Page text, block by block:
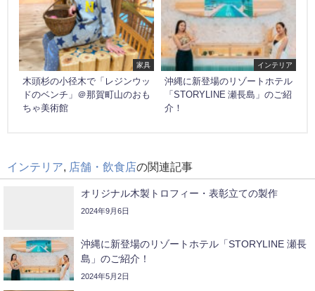
家具
木頭杉の小径木で「レジンウッ
ドのベンチ」＠那賀町山のおも
ちゃ美術館
インテリア
沖縄に新登場のリゾートホテル
「STORYLINE 瀬長島」のご紹
介！
インテリア 店舗・飲食店の関連記事
オリジナル木製トロフィー・表彰立ての製作
2024年9月6日
沖縄に新登場のリゾートホテル「STORYLINE 瀬長
島」のご紹介！
2024年5月2日